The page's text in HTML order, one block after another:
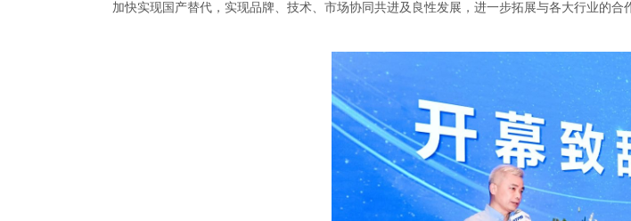
加快实现国产替代，实现品牌、技术、市场协同共进及良性发展，进一步拓展与各大行业的